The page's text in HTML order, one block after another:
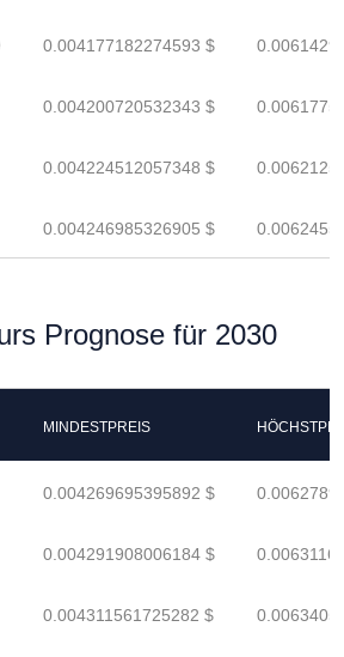
0.004177182274593 $
0.004200720532343 $
0.004224512057348 $
0.004246985326905 $
Prognose für 2030
MINDESTPREIS
0.004269695395892 $
0.004291908006184 $
0.004311561725282 $